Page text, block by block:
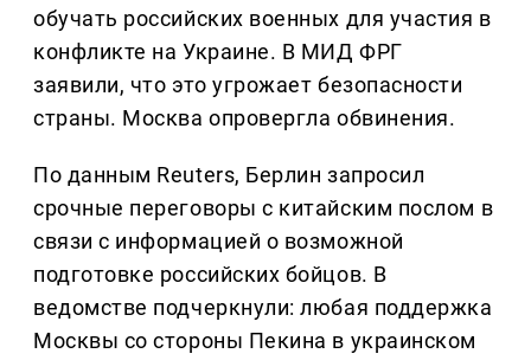
обучать российских военных для участия в
конфликте на Украине. В МИД ФРГ
заявили, что это угрожает безопасности
страны. Москва опровергла обвинения.
По данным Reuters, Берлин запросил
срочные переговоры с китайским послом в
связи с информацией о возможной
подготовке российских бойцов. В
ведомстве подчеркнули: любая поддержка
Москвы со стороны Пекина в украинском